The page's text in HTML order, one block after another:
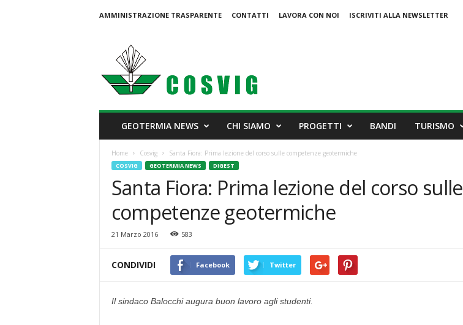
AMMINISTRAZIONE TRASPARENTE CONTATTI LAVORA CON NOI ISCRIVITI ALLA NEWSLETTER
GEOTERMIA NEWS CHI SIAMO PROGETTI BANDI TURISMO
Home Cosvig Santa Fiora: Prima lezione del corso sulle competenze geotermiche
COSVIG GEOTERMIA NEWS DIGEST
Santa Fiora: Prima lezione del corso sulle
competenze geotermiche
21 Marzo 2016 583
CONDIVIDI Facebook Twitter
Il sindaco Balocchi augura buon lavoro agli studenti.